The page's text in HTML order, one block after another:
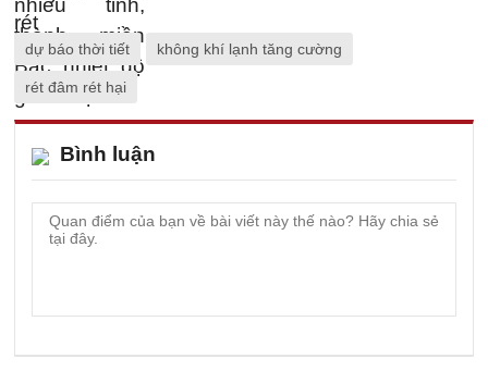
dự báo thời tiết không khí lạnh tăng cường
rét đâm rét hại
Bình luận